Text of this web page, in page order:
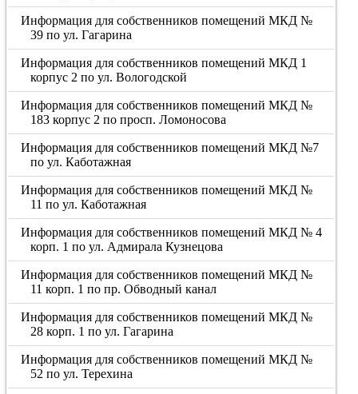
Информация для собственников помещений МКД №
39 по ул. Гагарина
Информация для собственников помещений МКД 1
корпус 2 по ул. Вологодской
Информация для собственников помещений МКД №
183 корпус 2 по просп. Ломоносова
Информация для собственников помещений МКД №7
по ул. Каботажная
Информация для собственников помещений МКД №
11 по ул. Каботажная
Информация для собственников помещений МКД № 4
корп. 1 по ул. Адмирала Кузнецова
Информация для собственников помещений МКД №
11 корп. 1 по пр. Обводный канал
Информация для собственников помещений МКД №
28 корп. 1 по ул. Гагарина
Информация для собственников помещений МКД №
52 по ул. Терехина